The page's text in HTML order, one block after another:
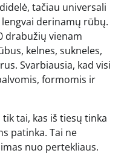
tačiau universali
derinamų rūbų.
drabužių vienam
kelnes, sukneles,
Svarbiausia, kad visi
formomis ir
tai, kas iš tiesų tinka
patinka. Tai ne
nuo pertekliaus.